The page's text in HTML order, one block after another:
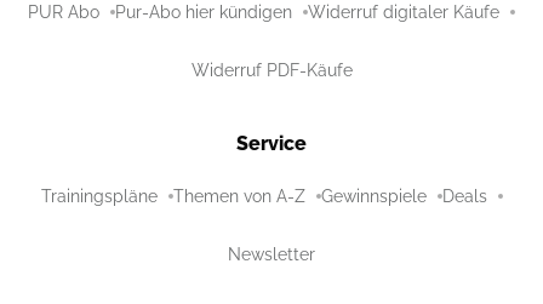
PUR Abo Pur-Abo hier kündigen Widerruf digitaler Käufe
Widerruf PDF-Käufe
Service
Trainingspläne Themen von A-Z Gewinnspiele Deals
Newsletter